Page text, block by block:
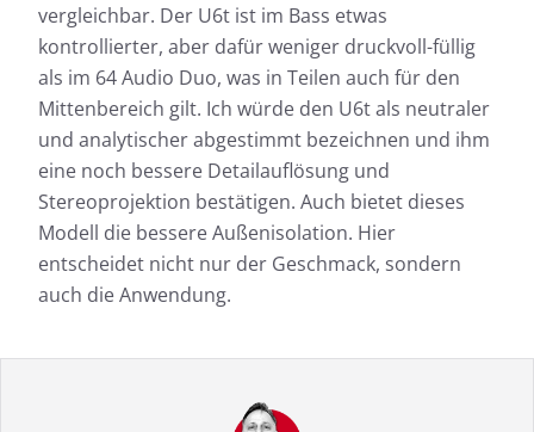
vergleichbar. Der U6t ist im Bass etwas
kontrollierter, aber dafür weniger druckvoll-füllig
als im 64 Audio Duo, was in Teilen auch für den
Mittenbereich gilt. Ich würde den U6t als neutraler
und analytischer abgestimmt bezeichnen und ihm
eine noch bessere Detailauflösung und
Stereoprojektion bestätigen. Auch bietet dieses
Modell die bessere Außenisolation. Hier
entscheidet nicht nur der Geschmack, sondern
auch die Anwendung.